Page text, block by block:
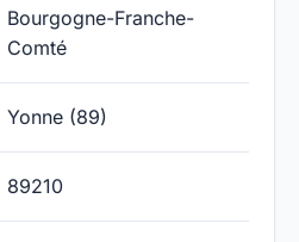
Bourgogne-Franche-
Comté
Yonne (89)
89210